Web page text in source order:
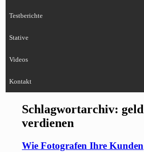
Testberichte
Stative
Videos
Kontakt
Schlagwortarchiv: geld
verdienen
Wie Fotografen Ihre Kunden